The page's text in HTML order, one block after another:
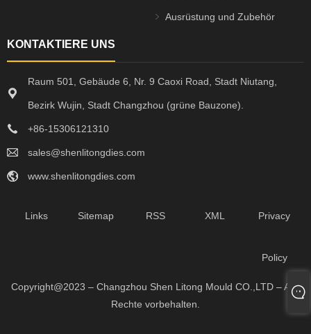
Ausrüstung und Zubehör
KONTAKTIERE UNS
Raum 501, Gebäude 6, Nr. 9 Caoxi Road, Stadt Niutang,
Bezirk Wujin, Stadt Changzhou (grüne Bauzone).
+86-15306121310
sales@shenlitongdies.com
www.shenlitongdies.com
Links Sitemap RSS XML Privacy
Policy
Copyright@2023 – Changzhou Shen Litong Mould CO.,LTD – Alle
Rechte vorbehalten.